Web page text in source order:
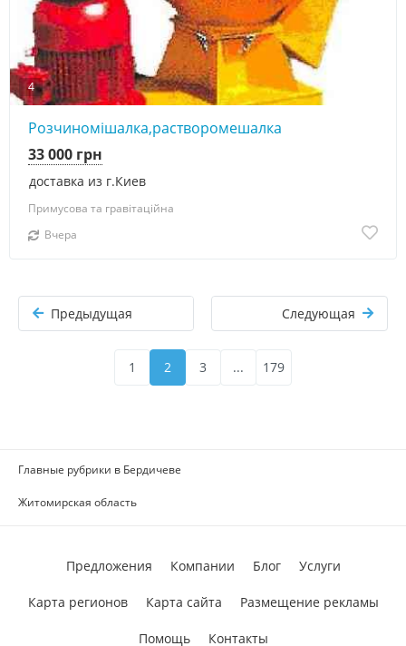
4
Розчиномішалка,растворомешалка
доставка из г.Киев
33 000 грн
Примусова та гравітаційна
Вчера
Предыдущая Следующая
1 2 3 ... 179
Главные рубрики в Бердичеве
Житомирская область
Предложения Компании Блог Услуги
Карта регионов Карта сайта Размещение рекламы
Помощь Контакты